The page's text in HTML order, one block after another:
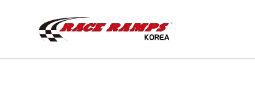
레
이
메